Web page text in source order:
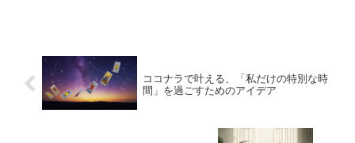
ココナラで叶える、「私だけの特別な時
間」を過ごすためのアイデア